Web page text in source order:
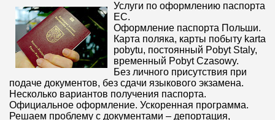
Услуги по оформлению паспорта
ЕС.
Оформление паспорта Польши.
Карта поляка, карты побыту karta
pobytu, постоянный Pobyt Staly,
временный Pobyt Czasowy.
Без личного присутствия при
подаче документов, без сдачи языкового экзамена.
Несколько вариантов получения паспорта.
Официальное оформление. Ускоренная программа.
Решаем проблему с документами – депортация,